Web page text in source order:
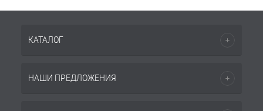
КАТАЛОГ
НАШИ ПРЕДЛОЖЕНИЯ